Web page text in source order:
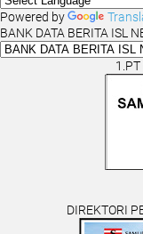
Powered by
BANK DATA BERITA ISL
DIREKTORI